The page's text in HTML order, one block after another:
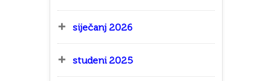
siječanj 2026
studeni 2025